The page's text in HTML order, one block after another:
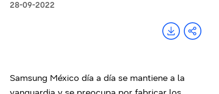
28-09-2022
Samsung México día a día se mantiene a la